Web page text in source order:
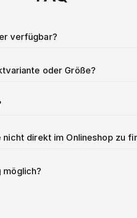
verfügbar?
oder Größe?
direkt im Onlineshop zu
möglich?